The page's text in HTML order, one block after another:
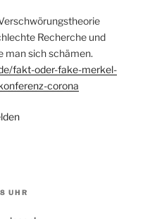
Recherche und
man sich schämen.
fakt-oder-fake-merkel-
corona
UHR